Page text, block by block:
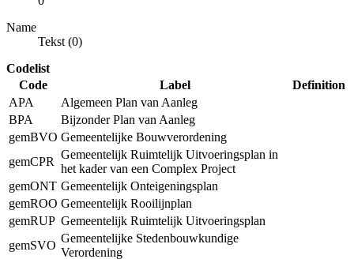
Name
Tekst (0)
Codelist
Code
Label
Definition
APA
Algemeen Plan van Aanleg
BPA
Bijzonder Plan van Aanleg
gemBVO Gemeentelijke Bouwverordening
gemCPR
Gemeentelijk Ruimtelijk Uitvoeringsplan in
het kader van een Complex Project
gemONT Gemeentelijk Onteigeningsplan
gemROO Gemeentelijk Rooilijnplan
gemRUP Gemeentelijk Ruimtelijk Uitvoeringsplan
gemSVO
Gemeentelijke Stedenbouwkundige
Verordening